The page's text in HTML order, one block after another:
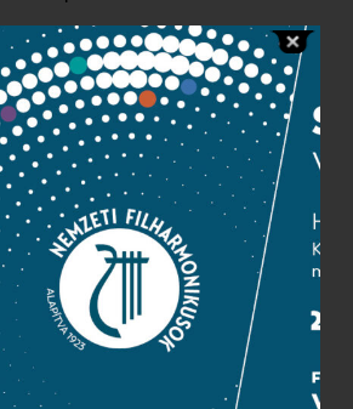
Közérdekű adatok
Sajtószoba
Adatvédelem
Impresszum
NEMZETI